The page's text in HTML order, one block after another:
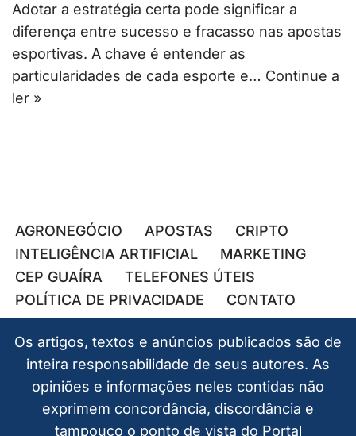
Adotar a estratégia certa pode significar a
diferença entre sucesso e fracasso nas apostas
esportivas. A chave é entender as
particularidades de cada esporte e… Continue a
ler »
AGRONEGÓCIO APOSTAS
CRIPTO
INTELIGÊNCIA ARTIFICIAL
MARKETING
CEP GUAÍRA
TELEFONES ÚTEIS
POLÍTICA DE PRIVACIDADE
CONTATO
Os artigos, textos e anúncios publicados são de
inteira responsabilidade de seus autores. As
opiniões e informações neles contidas não
exprimem concordância, discordância e
tampouco o ponto de vista do Portal